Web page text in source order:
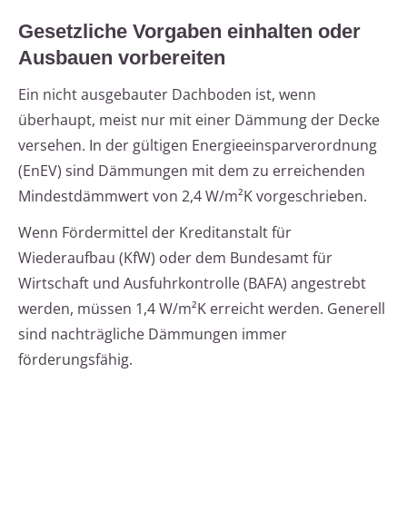
Gesetzliche Vorgaben einhalten oder
Ausbauen vorbereiten
Ein nicht ausgebauter Dachboden ist, wenn
überhaupt, meist nur mit einer Dämmung der Decke
versehen. In der gültigen Energieeinsparverordnung
(EnEV) sind Dämmungen mit dem zu erreichenden
Mindestdämmwert von 2,4 W/m²K vorgeschrieben.
Wenn Fördermittel der Kreditanstalt für
Wiederaufbau (KfW) oder dem Bundesamt für
Wirtschaft und Ausfuhrkontrolle (BAFA) angestrebt
werden, müssen 1,4 W/m²K erreicht werden. Generell
sind nachträgliche Dämmungen immer
förderungsfähig.